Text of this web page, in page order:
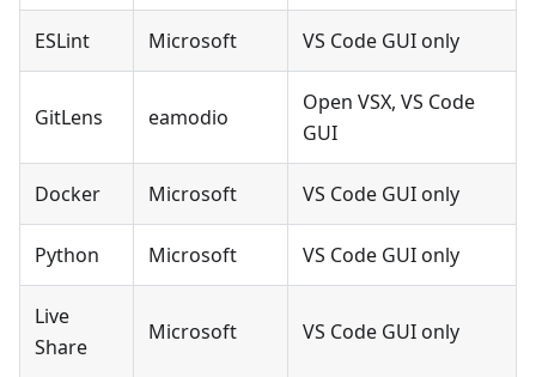
ESLint Microsoft VS Code GUI only
GitLens eamodio
Open VSX, VS Code
GUI
Docker Microsoft VS Code GUI only
Python Microsoft VS Code GUI only
Live
Share
Microsoft VS Code GUI only